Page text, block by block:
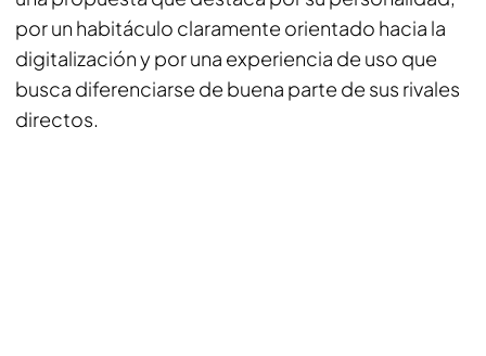
por un habitáculo claramente orientado hacia la
digitalización y por una experiencia de uso que
busca diferenciarse de buena parte de sus rivales
directos.